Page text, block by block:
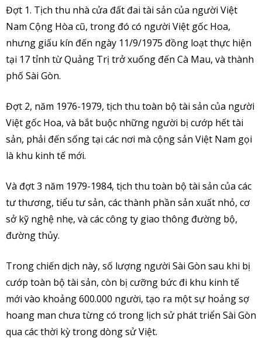
Đợt 1. Tịch thu nhà cửa đất đai tài sản của người Việt
Nam Cộng Hòa cũ, trong đó có người Việt gốc Hoa,
nhưng giấu kín đến ngày 11/9/1975 đồng loạt thực hiện
tại 17 tỉnh từ Quảng Trị trở xuống đến Cà Mau, và thành
phố Sài Gòn.
Đợt 2, năm 1976-1979, tịch thu toàn bộ tài sản của người
Việt gốc Hoa, và bắt buộc những người bị cướp hết tài
sản, phải đến sống tại các nơi mà cộng sản Việt Nam gọi
là khu kinh tế mới.
Và đợt 3 năm 1979-1984, tịch thu toàn bộ tài sản của các
tư thương, tiểu tư sản, các thành phần sản xuất nhỏ, cơ
sở kỹ nghệ nhẹ, và các công ty giao thông đường bộ,
đường thủy.
Trong chiến dịch này, số lượng người Sài Gòn sau khi bị
cướp toàn bộ tài sản, còn bị cưỡng bức đi khu kinh tế
mới vào khoảng 600.000 người, tạo ra một sự hoảng sợ
hoang man chưa từng có trong lịch sử phát triển Sài Gòn
qua các thời kỳ trong dòng sử Việt.